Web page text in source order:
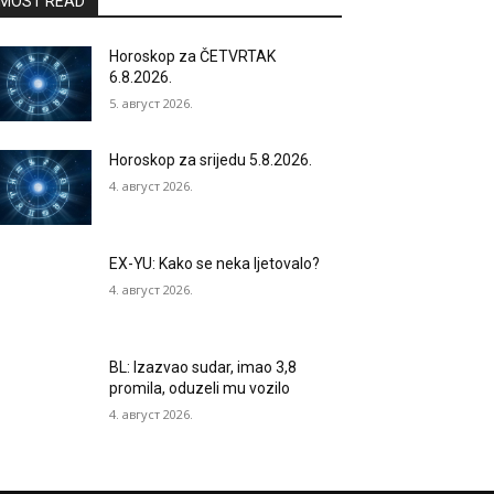
Horoskop za ČETVRTAK
6.8.2026.
5. август 2026.
Horoskop za srijedu 5.8.2026.
4. август 2026.
EX-YU: Kako se neka ljetovalo?
4. август 2026.
BL: Izazvao sudar, imao 3,8
promila, oduzeli mu vozilo
4. август 2026.